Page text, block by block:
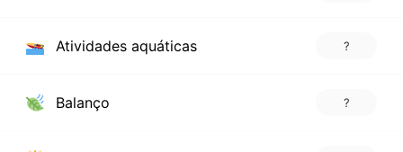
Atividades aquáticas ?
Balanço ?